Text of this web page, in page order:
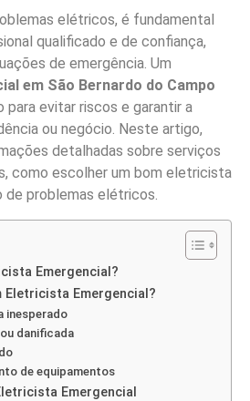
elétricos, é fundamental
qualificado e de confiança,
de emergência. Um
em São Bernardo do Campo
para evitar riscos e garantir a
ou negócio. Neste artigo,
detalhadas sobre serviços
como escolher um bom eletricista
de problemas elétricos.
Emergencial?
Eletricista Emergencial?
inesperado
danificada
de equipamentos
Emergencial